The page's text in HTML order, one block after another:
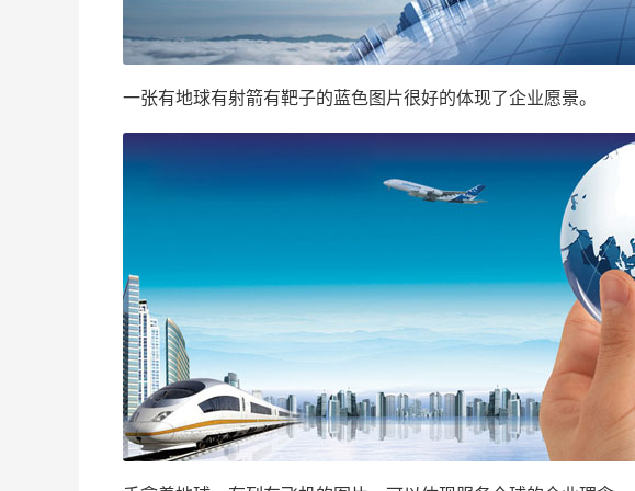
一张有地球有射箭有靶子的蓝色图片很好的体现了企业愿景。